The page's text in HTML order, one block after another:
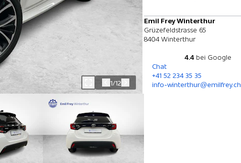
Emil Frey Winterthur
Grüzefeldstrasse 65
8404 Winterthur
4.4 bei Google
Chat
+41 52 234 35 35
info-winterthur@emilfrey.ch
1/12